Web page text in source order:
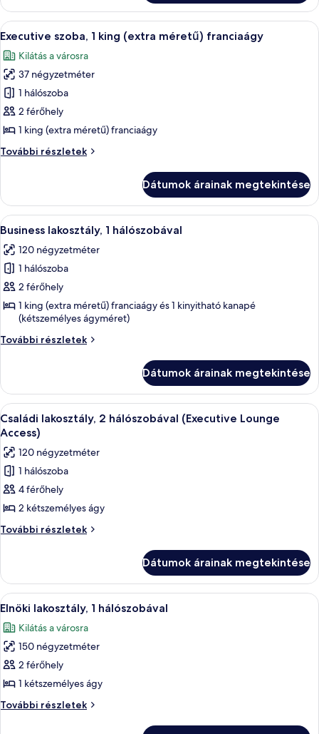
méretű)
franciaágy
(extra
méretű)
franciaágy
részletei
A
következő
szoba
összes
képének
megtekintése:
Executive
1
méretű)
franciaágy
Egy szállodai szoba, amelyben egy
14
Executive szoba, 1 king (extra méretű) franciaágy
Kilátás a városra
37 négyzetméter
1 hálószoba
2 férőhely
1 king (extra méretű) franciaágy
További részletek
Executive
(extra
méretű)
franciaágy
részletei
Dátumok árainak megtekintése
A
következő
szoba
összes
képének
megtekintése:
Business
lakosztály,
Egy szállodai szoba, amelyben egy
18
Business lakosztály, 1 hálószobával
120 négyzetméter
1 hálószoba
2 férőhely
1 king (extra méretű) franciaágy és 1 kinyitható kanapé
(kétszemélyes ágyméret)
További részletek
Business
további
részletei
Dátumok árainak megtekintése
A
következő
szoba
összes
képének
megtekintése:
Családi
lakosztály,
(Executive
Lounge
Access)
Egy szállodai szoba, amelyben egy
20
Családi lakosztály, 2 hálószobával (Executive Lounge
Access)
120 négyzetméter
1 hálószoba
4 férőhely
2 kétszemélyes ágy
További részletek
Családi
(Executive
Lounge
Access)
részletei
Dátumok árainak megtekintése
A
következő
szoba
összes
képének
megtekintése:
Elnöki
lakosztály,
Egy szállodai szoba, amelyben egy
16
Elnöki lakosztály, 1 hálószobával
Kilátás a városra
150 négyzetméter
2 férőhely
1 kétszemélyes ágy
További részletek
Elnöki